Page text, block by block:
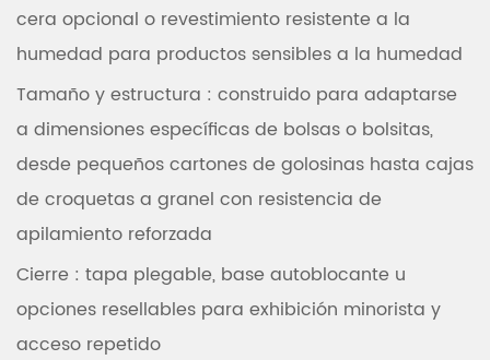
cera opcional o revestimiento resistente a la
humedad para productos sensibles a la humedad
Tamaño y estructura : construido para adaptarse
a dimensiones específicas de bolsas o bolsitas,
desde pequeños cartones de golosinas hasta cajas
de croquetas a granel con resistencia de
apilamiento reforzada
Cierre : tapa plegable, base autoblocante u
opciones resellables para exhibición minorista y
acceso repetido